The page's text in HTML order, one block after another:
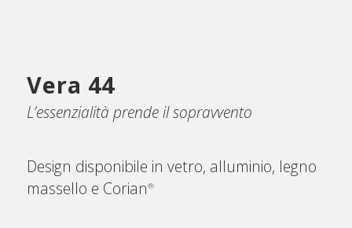
Vera 44
L’essenzialità prende il sopravvento
Design disponibile in vetro, alluminio, legno
massello e Corian®